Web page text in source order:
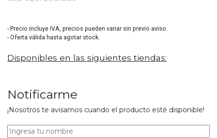
- Precio incluye IVA, precios pueden variar sin previo aviso.
- Oferta válida hasta agotar stock.
Disponibles en las siguientes tiendas:
Notificarme
¡Nosotros te avisamos cuando el producto esté disponible!